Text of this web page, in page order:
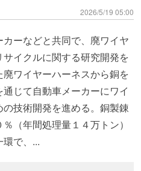
2026/5/19 05:00
ーなどと共同で、廃ワイヤ
イクルに関する研究開発を
ワイヤーハーネスから銅を
じて自動車メーカーにワイ
技術開発を進める。銅製錬
（年間処理量１４万トン）
で、...